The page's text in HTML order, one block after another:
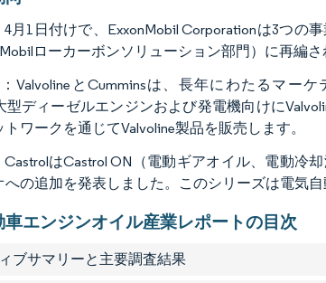
4月1日付けで、ExxonMobil Corporationは3つの
ローカーボンソリューション部門）に再編さ
：ValvolineとCumminsは、長年にわたるマー
型ディーゼルエンジンおよび発電機向けに
ワークを通じてValvoline製品を販売します。
CastrolはCastrol ON（電動ギアオイル、電動冷
への追加を発表しました。このシリーズは電気
車エンジンオイル産業レポートの目次
ブサマリーと主要調査結果